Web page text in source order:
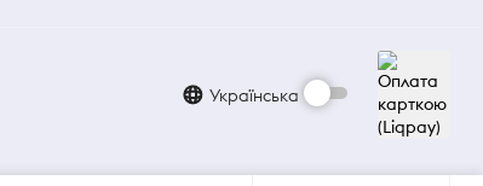
Українська